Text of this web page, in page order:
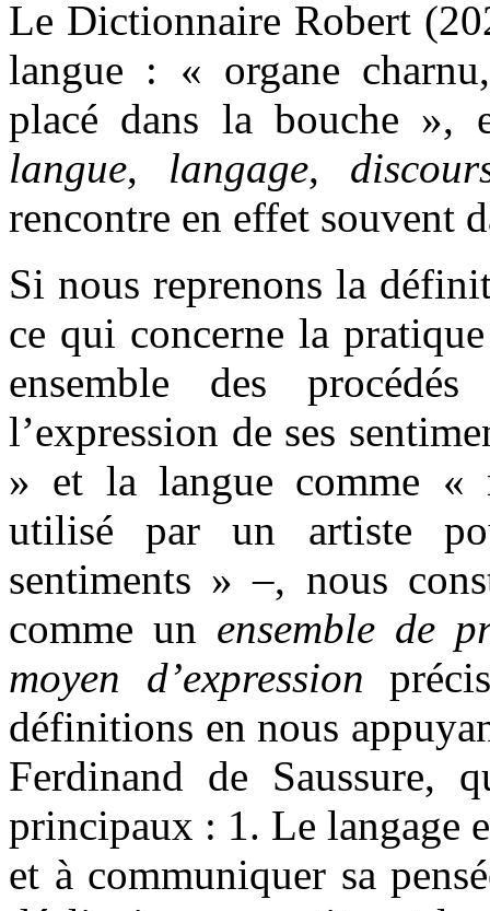
Le Dictionnaire Robert
langue : « organe
placé dans la bouche »,
langue, langage,
rencontre en effet souvent
Si nous reprenons la
ce qui concerne la
ensemble des
l’expression de ses
» et la langue comme «
utilisé par un artiste
sentiments » –, nous
comme un ensemble de
moyen d’expression
définitions en nous
Ferdinand de Saussure,
principaux : 1. Le langage
et à communiquer sa